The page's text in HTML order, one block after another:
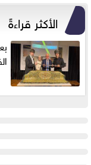
الأكثر قراءةً